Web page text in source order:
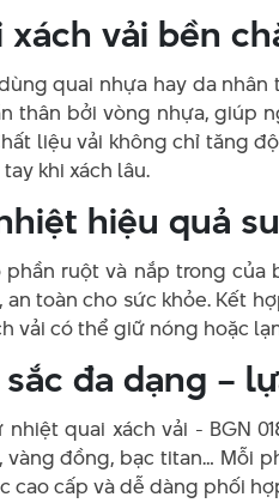
xách vải bền
quai nhựa hay da
thân bởi vòng nhựa, giúp
liệu vải không chỉ tăng
khi xách lâu.
hiệu quả
phần ruột và nắp trong
an toàn cho sức khỏe. Kết
vải có thể giữ nóng hoặc
đa dạng –
nhiệt quai xách vải - BGN
vàng đồng, bạc titan… Mỗi
cao cấp và dễ dàng phối